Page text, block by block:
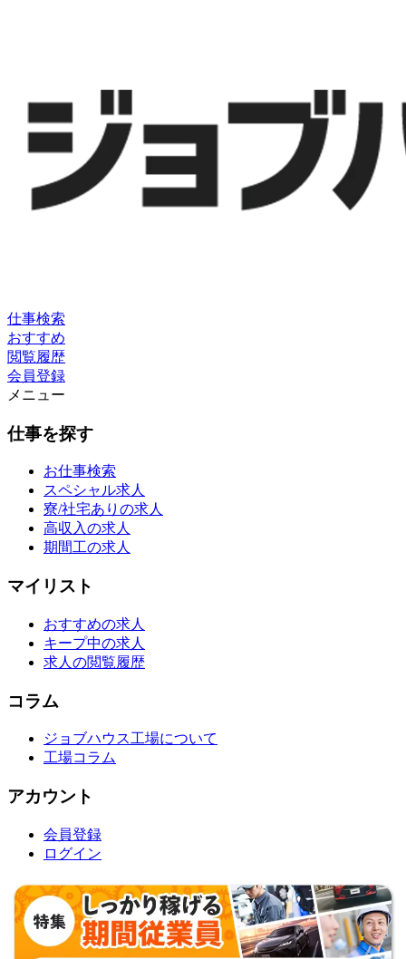
仕事検索
おすすめ
閲覧履歴
会員登録
メニュー
仕事を探す
お仕事検索
スペシャル求人
寮/社宅ありの求人
高収入の求人
期間工の求人
マイリスト
おすすめの求人
キープ中の求人
求人の閲覧履歴
コラム
ジョブハウス工場について
工場コラム
アカウント
会員登録
ログイン